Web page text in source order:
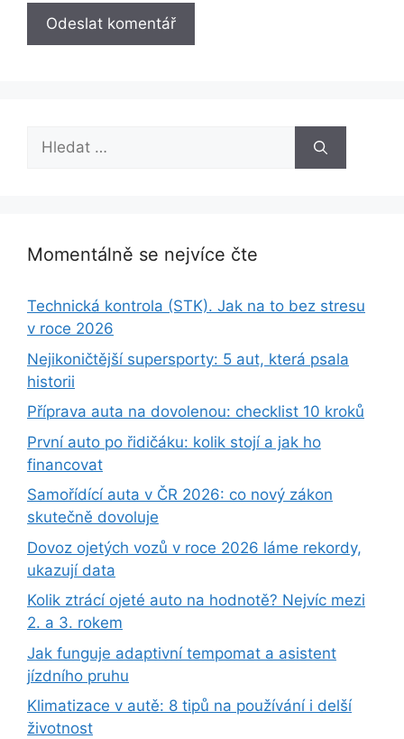
Hledat:
Momentálně se nejvíce čte
Technická kontrola (STK). Jak na to bez stresu
v roce 2026
Nejikoničtější supersporty: 5 aut, která psala
historii
Příprava auta na dovolenou: checklist 10 kroků
První auto po řidičáku: kolik stojí a jak ho
financovat
Samořídící auta v ČR 2026: co nový zákon
skutečně dovoluje
Dovoz ojetých vozů v roce 2026 láme rekordy,
ukazují data
Kolik ztrácí ojeté auto na hodnotě? Nejvíc mezi
2. a 3. rokem
Jak funguje adaptivní tempomat a asistent
jízdního pruhu
Klimatizace v autě: 8 tipů na používání i delší
životnost